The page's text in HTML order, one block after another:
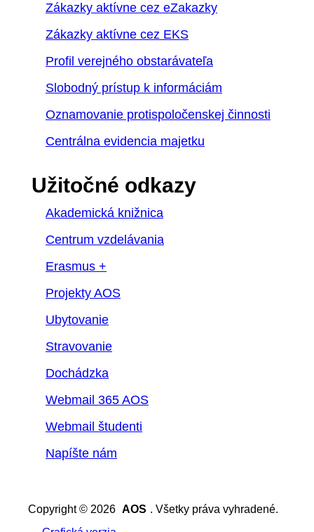
Zákazky aktívne cez eZakazky
Zákazky aktívne cez EKS
Profil verejného obstarávateľa
Slobodný prístup k informáciám
Oznamovanie protispoločenskej činnosti
Centrálna evidencia majetku
Užitočné odkazy
Akademická knižnica
Centrum vzdelávania
Erasmus +
Projekty AOS
Ubytovanie
Stravovanie
Dochádzka
Webmail 365 AOS
Webmail študenti
Napíšte nám
Copyright © 2026 AOS . Všetky práva vyhradené.